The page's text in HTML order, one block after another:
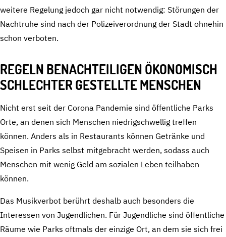
weitere Regelung jedoch gar nicht notwendig: Störungen der
Nachtruhe sind nach der Polizeiverordnung der Stadt ohnehin
schon verboten.
REGELN BENACHTEILIGEN ÖKONOMISCH
SCHLECHTER GESTELLTE MENSCHEN
Nicht erst seit der Corona Pandemie sind öffentliche Parks
Orte, an denen sich Menschen niedrigschwellig treffen
können. Anders als in Restaurants können Getränke und
Speisen in Parks selbst mitgebracht werden, sodass auch
Menschen mit wenig Geld am sozialen Leben teilhaben
können.
Das Musikverbot berührt deshalb auch besonders die
Interessen von Jugendlichen. Für Jugendliche sind öffentliche
Räume wie Parks oftmals der einzige Ort, an dem sie sich frei